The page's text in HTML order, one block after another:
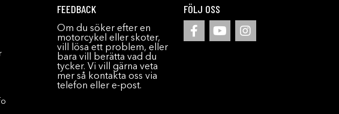
FEEDBACK
Om du söker efter en
motorcykel eller skoter,
vill lösa ett problem, eller
bara vill berätta vad du
tycker. Vi vill gärna veta
mer så kontakta oss via
telefon eller e-post.
FÖLJ OSS